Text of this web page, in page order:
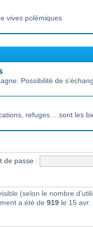
vives polémiques
Possibilité de
refuges… sont les
de passe :
(selon le nombre
a été de 919 le 15 avr.